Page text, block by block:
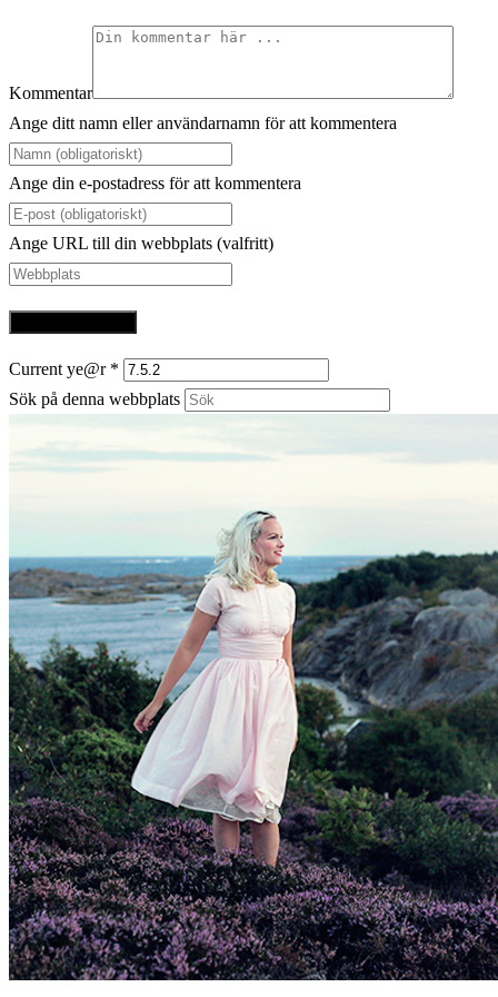
Kommentar
Ange ditt namn eller användarnamn för att kommentera
Ange din e-postadress för att kommentera
Ange URL till din webbplats (valfritt)
Current ye@r *
Sök på denna webbplats